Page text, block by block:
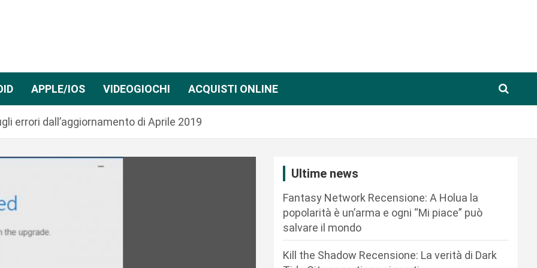
APPLE/IOS VIDEOGIOCHI ACQUISTI ONLINE
errori dall’aggiornamento di Aprile 2019
Ultime news
Fantasy Network Recensione: A Holua la
popolarità è un’arma e ogni “Mi piace” può
salvare il mondo
Kill the Shadow Recensione: La verità di Dark